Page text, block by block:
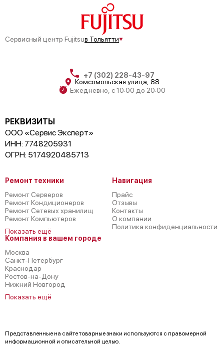
Сервисный центр Fujitsuв Тольятти
+7 (302) 228-43-97
Комсомольская улица, 88
Ежедневно, с 10:00 до 20:00
РЕКВИЗИТЫ
ООО «Сервис Эксперт»
ИНН: 7748205931
ОГРН: 5174920485713
Ремонт техники
Ремонт Серверов
Ремонт Кондиционеров
Ремонт Сетевых хранилищ
Ремонт Компьютеров
Показать ещё
Компания в вашем городе
Москва
Санкт-Петербург
Краснодар
Ростов-на-Дону
Нижний Новгород
Показать ещё
Навигация
Прайс
Отзывы
Контакты
О компании
Политика конфиденциальности
Представленные на сайте товарные знаки используются с правомерной
информационной и описательной целью.